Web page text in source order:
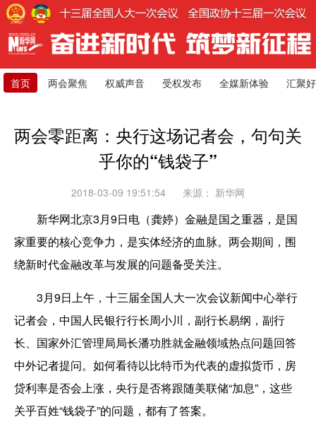
首页 两会聚焦 权威声音 受权发布 全媒新体验 汇聚
两会零距离：央行这场记者会，句句关
乎你的“钱袋子”
2018-03-09 19:51:54 来源： 新华网
新华网北京3月9日电（龚婷）金融是国之重器，是国
家重要的核心竞争力，是实体经济的血脉。两会期间，围
绕新时代金融改革与发展的问题备受关注。
3月9日上午，十三届全国人大一次会议新闻中心举行
记者会，中国人民银行行长周小川，副行长易纲，副行
长、国家外汇管理局局长潘功胜就金融领域热点问题回答
中外记者提问。如何看待以比特币为代表的虚拟货币，房
贷利率是否会上涨，央行是否将跟随美联储“加息”，这些
关乎百姓“钱袋子”的问题，都有了答案。